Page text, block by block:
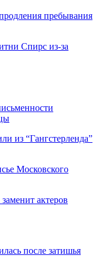
пребывания
Спирс из-за
из “Гангстерленда”
Московского
актеров
после затишья